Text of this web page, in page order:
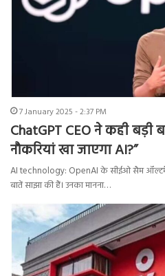
7 January 2025 - 2:37 PM
ChatGPT CEO ने कही बड़ी
नौकरियां खा जाएगा AI?”
AI technology: OpenAI के सीईओ सैम
बातें साझा की हैं। उनका मानना…